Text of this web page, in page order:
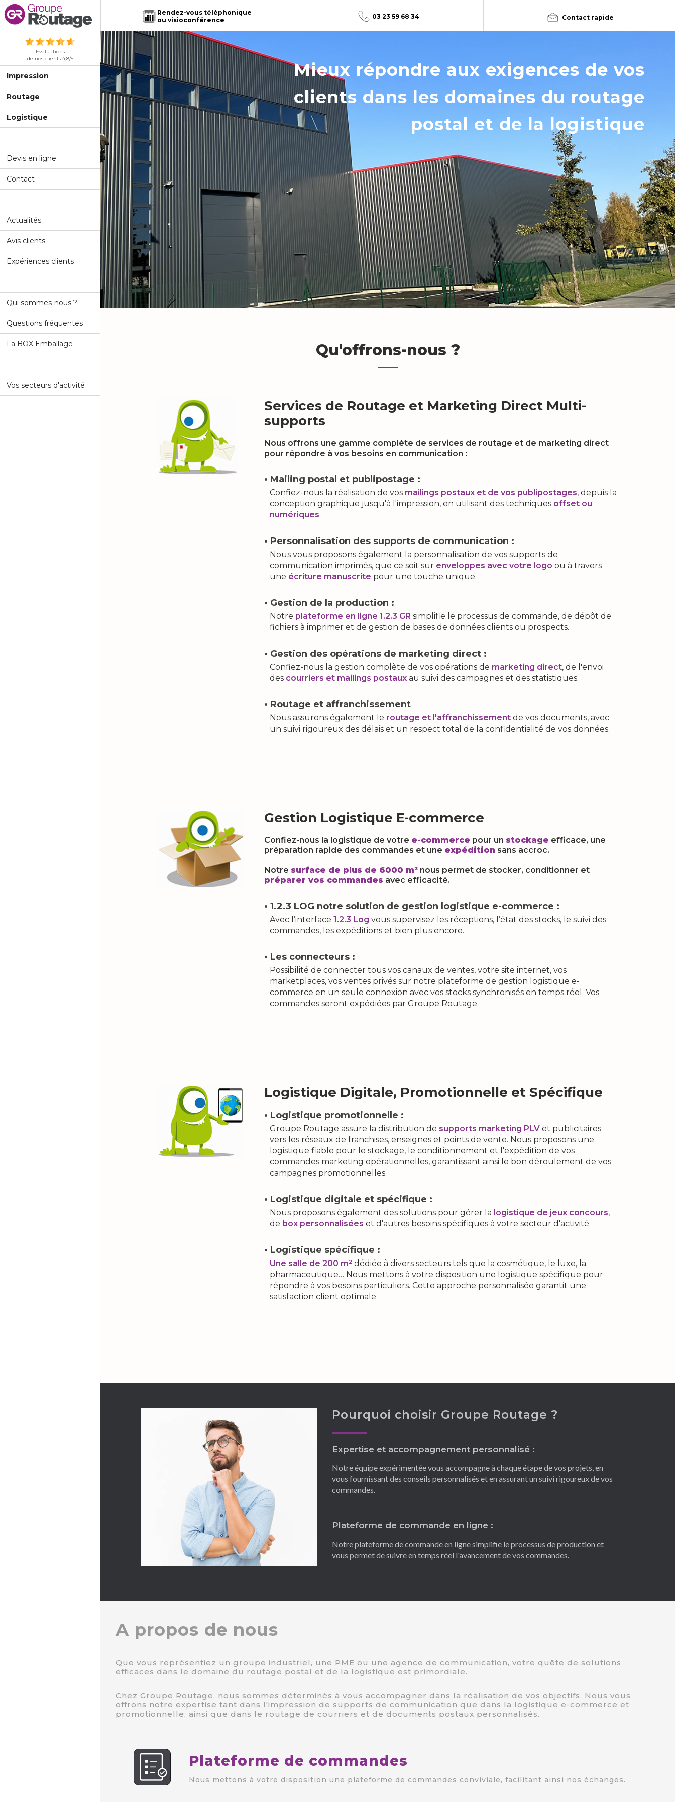
Rendez-vous téléphonique
ou visioconférence
03 23 59 68 34 Contact rapide
Evaluations
de nos clients 4,8/5
Impression
Routage
Logistique
Devis en ligne
Contact
Actualités
Avis clients
Expériences clients
Qui sommes-nous ?
Questions fréquentes
La BOX Emballage
Vos secteurs d'activité
Mieux répondre aux exigences de vos
clients dans les domaines du routage
postal et de la logistique
Qu'offrons-nous ?
Services de Routage et Marketing Direct Multi-
supports
Nous offrons une gamme complète de services de routage et de marketing direct
pour répondre à vos besoins en communication :
• Mailing postal et publipostage :
Confiez-nous la réalisation de vos mailings postaux et de vos publipostages, depuis la
conception graphique jusqu'à l'impression, en utilisant des techniques offset ou
numériques.
• Personnalisation des supports de communication :
Nous vous proposons également la personnalisation de vos supports de
communication imprimés, que ce soit sur enveloppes avec votre logo ou à travers
une écriture manuscrite pour une touche unique.
• Gestion de la production :
Notre plateforme en ligne 1.2.3 GR simplifie le processus de commande, de dépôt de
fichiers à imprimer et de gestion de bases de données clients ou prospects.
• Gestion des opérations de marketing direct :
Confiez-nous la gestion complète de vos opérations de marketing direct, de l'envoi
des courriers et mailings postaux au suivi des campagnes et des statistiques.
• Routage et affranchissement
Nous assurons également le routage et l'affranchissement de vos documents, avec
un suivi rigoureux des délais et un respect total de la confidentialité de vos données.
Gestion Logistique E-commerce
Confiez-nous la logistique de votre e-commerce pour un stockage efficace, une
préparation rapide des commandes et une expédition sans accroc.
Notre surface de plus de 6000 m² nous permet de stocker, conditionner et
préparer vos commandes avec efficacité.
• 1.2.3 LOG notre solution de gestion logistique e-commerce :
Avec l’interface 1.2.3 Log vous supervisez les réceptions, l’état des stocks, le suivi des
commandes, les expéditions et bien plus encore.
• Les connecteurs :
Possibilité de connecter tous vos canaux de ventes, votre site internet, vos
marketplaces, vos ventes privés sur notre plateforme de gestion logistique e-
commerce en un seule connexion avec vos stocks synchronisés en temps réel. Vos
commandes seront expédiées par Groupe Routage.
Logistique Digitale, Promotionnelle et Spécifique
• Logistique promotionnelle :
Groupe Routage assure la distribution de supports marketing PLV et publicitaires
vers les réseaux de franchises, enseignes et points de vente. Nous proposons une
logistique fiable pour le stockage, le conditionnement et l'expédition de vos
commandes marketing opérationnelles, garantissant ainsi le bon déroulement de vos
campagnes promotionnelles.
• Logistique digitale et spécifique :
Nous proposons également des solutions pour gérer la logistique de jeux concours,
de box personnalisées et d'autres besoins spécifiques à votre secteur d'activité.
• Logistique spécifique :
Une salle de 200 m² dédiée à divers secteurs tels que la cosmétique, le luxe, la
pharmaceutique… Nous mettons à votre disposition une logistique spécifique pour
répondre à vos besoins particuliers. Cette approche personnalisée garantit une
satisfaction client optimale.
Pourquoi choisir Groupe Routage ?
Expertise et accompagnement personnalisé :
Notre équipe expérimentée vous accompagne à chaque étape de vos projets, en
vous fournissant des conseils personnalisés et en assurant un suivi rigoureux de vos
commandes.
Plateforme de commande en ligne :
Notre plateforme de commande en ligne simplifie le processus de production et
vous permet de suivre en temps réel l'avancement de vos commandes.
A propos de nous
Que vous représentiez un groupe industriel, une PME ou une agence de communication, votre quête de solutions
efficaces dans le domaine du routage postal et de la logistique est primordiale.
Chez Groupe Routage, nous sommes déterminés à vous accompagner dans la réalisation de vos objectifs. Nous vous
offrons notre expertise tant dans l'impression de supports de communication que dans la logistique e-commerce et
promotionnelle, ainsi que dans le routage de courriers et de documents postaux personnalisés.
Plateforme de commandes
Nous mettons à votre disposition une plateforme de commandes conviviale, facilitant ainsi nos échanges.